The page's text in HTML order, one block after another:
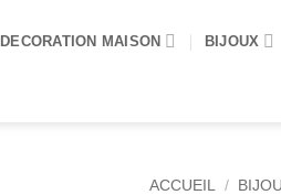
DECORATION MAISON BIJOUX
ACCUEIL /